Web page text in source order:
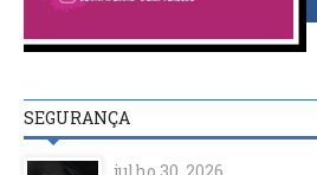
SEGURANÇA